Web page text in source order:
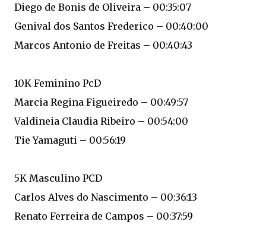
Diego de Bonis de Oliveira – 00:35:07
Genival dos Santos Frederico – 00:40:00
Marcos Antonio de Freitas – 00:40:43
10K Feminino PcD
Marcia Regina Figueiredo – 00:49:57
Valdineia Claudia Ribeiro – 00:54:00
Tie Yamaguti – 00:56:19
5K Masculino PCD
Carlos Alves do Nascimento – 00:36:13
Renato Ferreira de Campos – 00:37:59